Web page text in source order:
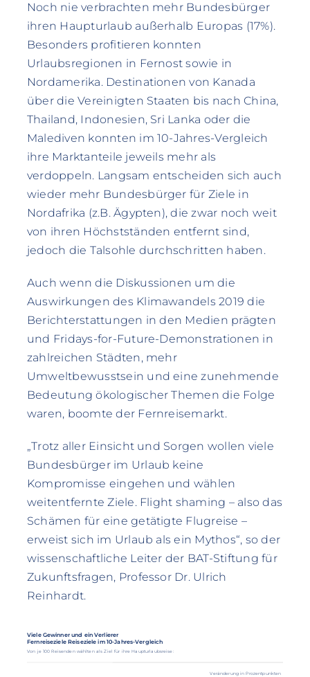
Noch nie verbrachten mehr Bundesbürger
ihren Haupturlaub außerhalb Europas (17%).
Besonders profitieren konnten
Urlaubsregionen in Fernost sowie in
Nordamerika. Destinationen von Kanada
über die Vereinigten Staaten bis nach China,
Thailand, Indonesien, Sri Lanka oder die
Malediven konnten im 10-Jahres-Vergleich
ihre Marktanteile jeweils mehr als
verdoppeln. Langsam entscheiden sich auch
wieder mehr Bundesbürger für Ziele in
Nordafrika (z.B. Ägypten), die zwar noch weit
von ihren Höchstständen entfernt sind,
jedoch die Talsohle durchschritten haben.
Auch wenn die Diskussionen um die
Auswirkungen des Klimawandels 2019 die
Berichterstattungen in den Medien prägten
und Fridays-for-Future-Demonstrationen in
zahlreichen Städten, mehr
Umweltbewusstsein und eine zunehmende
Bedeutung ökologischer Themen die Folge
waren, boomte der Fernreisemarkt.
„Trotz aller Einsicht und Sorgen wollen viele
Bundesbürger im Urlaub keine
Kompromisse eingehen und wählen
weitentfernte Ziele. Flight shaming – also das
Schämen für eine getätigte Flugreise –
erweist sich im Urlaub als ein Mythos“, so der
wissenschaftliche Leiter der BAT-Stiftung für
Zukunftsfragen, Professor Dr. Ulrich
Reinhardt.
Viele Gewinner und ein Verlierer
Fernreiseziele Reiseziele im 10-Jahres-Vergleich
Von je 100 Reisenden wählten als Ziel für ihre Haupturlaubsreise:
Veränderung in Prozentpunkten